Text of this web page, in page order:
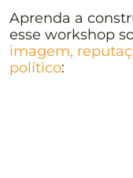
Aprenda a
esse workshop
imagem,
político: